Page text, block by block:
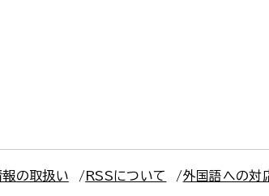
の取扱い RSSについて 外国語への対